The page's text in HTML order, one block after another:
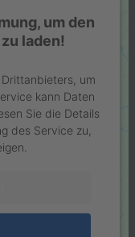
um den
laden!
um
kann Daten
Sie die Details
des Service zu,